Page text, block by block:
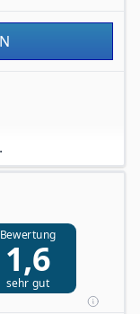
Bewertung
1,6
sehr gut